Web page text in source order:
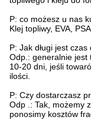
P: co możesz u nas
Klej topliwy, EVA,
P: Jak długi jest czas
Odp.: generalnie jest
10-20 dni, jeśli
ilości.
P: Czy dostarczasz
Odp .: Tak, możemy
ponosimy kosztów